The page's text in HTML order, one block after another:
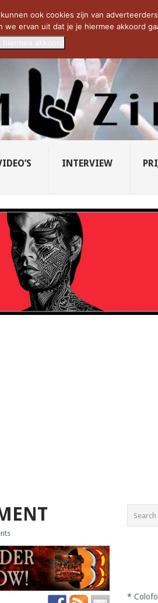
SAVATAGE KOMT TERUG IN 0...
INTERVIEW
*
ook cookies zijn van
ervan uit dat je je hiermee akkoord
hiermee akkoord